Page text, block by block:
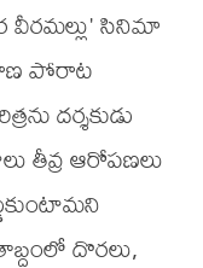
వీరమల్లు' సినిమా
పోరాట
దర్శకుడు
తీవ్ర ఆరోపణలు
దొరలు,